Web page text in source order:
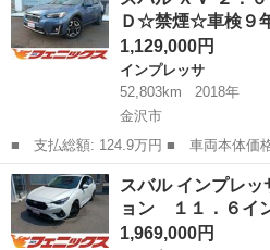
も積めて重心が低く乗り心地...
Ｄ☆禁煙☆車検
1,129,000円
インプレッサ
52,803km
2018年
金沢市
■ 支払総額: 124.9万円 ■ 車両本体価格： 1,129,000 円 ■ メーカ
ー名： スバル ■ 車種名： ＸＶ ■
Ｓ アイサイト☆４ＷＤ☆禁煙☆車検
ルセグＴＶ...
石川 金沢市 インプレッサ
スバル インプレ
ョン １１．６イ
1,969,000円